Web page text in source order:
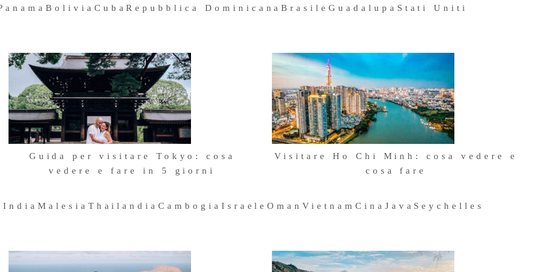
Bolivia CubaRepubblica DominicanaBrasileGuadalupa Stati Uniti
Guida per visitare Tokyo: cosa
vedere e fare in 5 giorni
Visitare Ho Chi Minh: cosa vedere e
cosa fare
India Malesia ThailandiaCambogia IsraeleOmanVietnam Cina Java Seychelles